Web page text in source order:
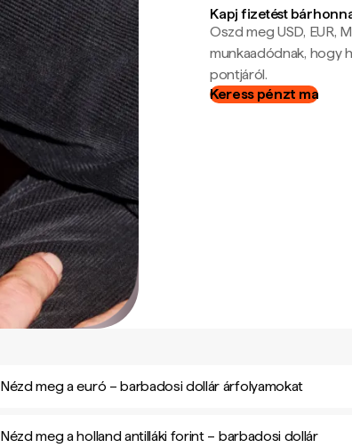
Kapj fizetést
Oszd meg USD, EUR,
munkaadódnak, hogy
pontjáról.
Keress pénzt ma
Nézd meg a euró – barbadosi dollár árfolyamokat
Nézd meg a holland antilláki forint – barbadosi dollár